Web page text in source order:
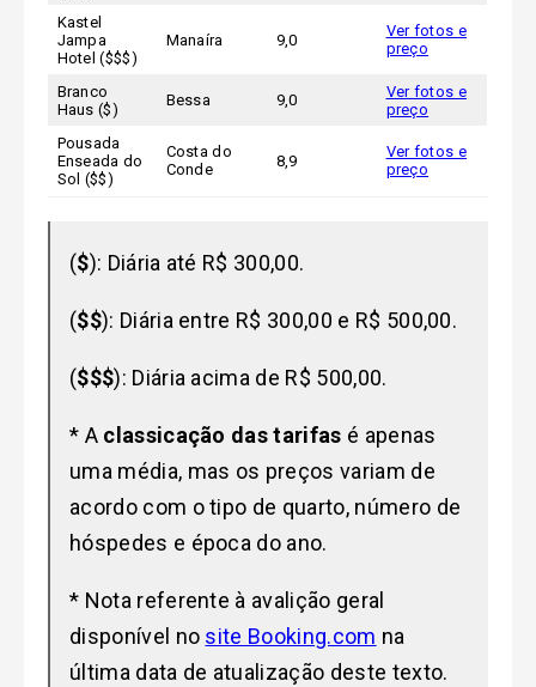
Kastel
Jampa
Hotel ($$$)
Manaíra 9,0
Ver fotos e
preço
Branco
Haus ($)
Bessa 9,0
Ver fotos e
preço
Pousada
Enseada do
Sol ($$)
Costa do
Conde
8,9
Ver fotos e
preço
($): Diária até R$ 300,00.
($$): Diária entre R$ 300,00 e R$ 500,00.
($$$): Diária acima de R$ 500,00.
* A classicação das tarifas é apenas
uma média, mas os preços variam de
acordo com o tipo de quarto, número de
hóspedes e época do ano.
* Nota referente à avalição geral
disponível no site Booking.com na
última data de atualização deste texto.